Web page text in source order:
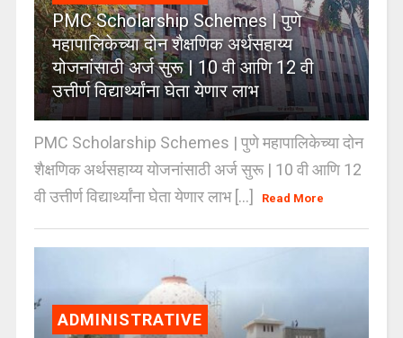
PMC Scholarship Schemes | पुणे
महापालिकेच्या दोन शैक्षणिक अर्थसहाय्य
योजनांसाठी अर्ज सुरू | 10 वी आणि 12 वी
उत्तीर्ण विद्यार्थ्यांना घेता येणार लाभ
PMC Scholarship Schemes | पुणे महापालिकेच्या दोन
शैक्षणिक अर्थसहाय्य योजनांसाठी अर्ज सुरू | 10 वी आणि 12
वी उत्तीर्ण विद्यार्थ्यांना घेता येणार लाभ [...]
Read More
ADMINISTRATIVE